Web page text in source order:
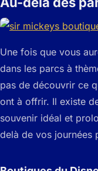
Une fois que vous
dans les parcs à
pas de découvrir ce
ont à offrir. Il existe
souvenir idéal et
delà de vos journées